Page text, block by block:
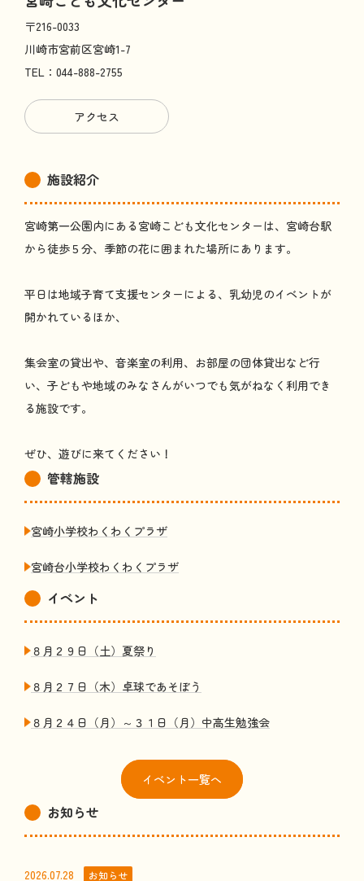
〒216-0033
川崎市宮前区宮崎1-7
TEL：044-888-2755
アクセス
施設紹介
宮崎第一公園内にある宮崎こども文化センターは、宮崎台駅
から徒歩５分、季節の花に囲まれた場所にあります。
平日は地域子育て支援センターによる、乳幼児のイベントが
開かれているほか、
集会室の貸出や、音楽室の利用、お部屋の団体貸出など行
い、子どもや地域のみなさんがいつでも気がねなく利用でき
る施設です。
ぜひ、遊びに来てください！
管轄施設
宮崎小学校わくわくプラザ
宮崎台小学校わくわくプラザ
イベント
８月２９日（土）夏祭り
８月２７日（木）卓球であそぼう
８月２４日（月）～３１日（月）中高生勉強会
イベント一覧へ
お知らせ
2026.07.28 お知らせ